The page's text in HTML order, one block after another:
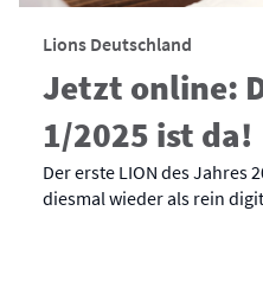
Lions Deutschland
Jetzt online:
1/2025 ist da!
Der erste LION des Jahres
diesmal wieder als rein